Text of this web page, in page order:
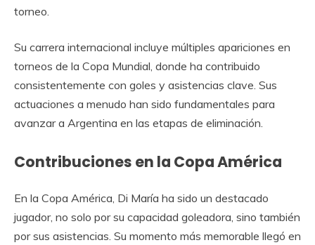
torneo.
Su carrera internacional incluye múltiples apariciones en
torneos de la Copa Mundial, donde ha contribuido
consistentemente con goles y asistencias clave. Sus
actuaciones a menudo han sido fundamentales para
avanzar a Argentina en las etapas de eliminación.
Contribuciones en la Copa América
En la Copa América, Di María ha sido un destacado
jugador, no solo por su capacidad goleadora, sino también
por sus asistencias. Su momento más memorable llegó en